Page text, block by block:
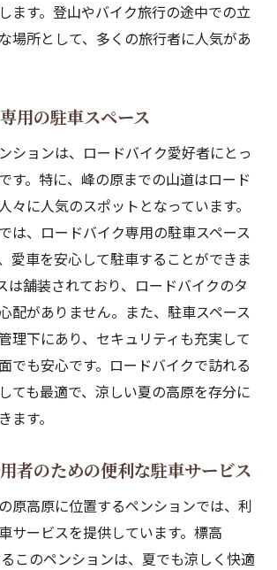
ます。登山やバイク旅行の途中での立
場所として、多くの旅行者に人気があ
用の駐車スペース
ションは、ロードバイク愛好者にとっ
す。特に、峰の原までの山道はロード
々に人気のスポットとなっています。
は、ロードバイク専用の駐車スペース
愛車を安心して駐車することができま
は舗装されており、ロードバイクのタ
配がありません。また、駐車スペース
理下にあり、セキュリティも充実して
でも安心です。ロードバイクで訪れる
ても最適で、涼しい夏の高原を存分に
ます。
者のための便利な駐車サービス
原高原に位置するペンションでは、利
サービスを提供しています。標高
このペンションは、夏でも涼しく快適